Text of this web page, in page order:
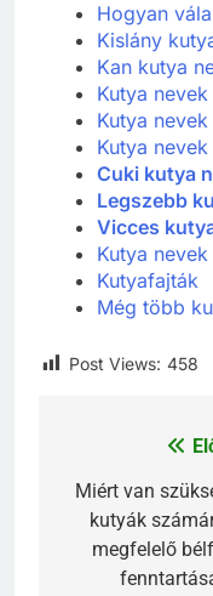
Hogyan
Kislány
Kan kutya
Kutya nevek
Kutya
Kutya
Cuki kutya
Legszebb
Vicces
Kutya
Kutyafajták
Még több
Post Views: 458
Bejegyzés
navigáció
Miért van
kutyák
megfelelő